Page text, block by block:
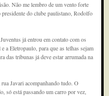
Não me lembro de um vento forte
do clube paulistano, Rodolfo
já entrou em contato com os
a Eletropaulo, para que as telhas sejam
das tribunas já deve estar arrumada na
Javari acompanhando tudo. O
só está passando um carro por vez,